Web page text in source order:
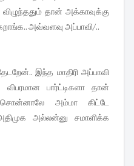
தான் அக்காவுக்கு
அவ்வளவு அப்பாவி/..
இந்த மாதிரி அப்பாவி
விபரமான பார்ட்டிகளா தான்
அம்மா கிட்டே
அல்லன்னு சமாளிக்க